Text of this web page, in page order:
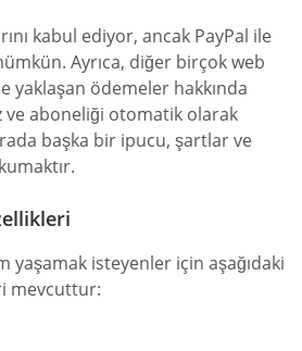
kabul ediyor, ancak PayPal ile
Ayrıca, diğer birçok web
yaklaşan ödemeler hakkında
aboneliği otomatik olarak
başka bir ipucu, şartlar ve
yaşamak isteyenler için aşağıdaki
mevcuttur: